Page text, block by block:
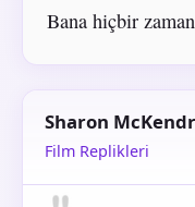
Bana hiçbir
Sharon
Film Replikleri